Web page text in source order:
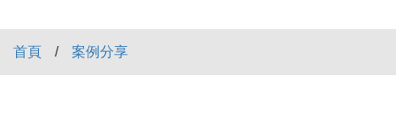
首頁 案例分享